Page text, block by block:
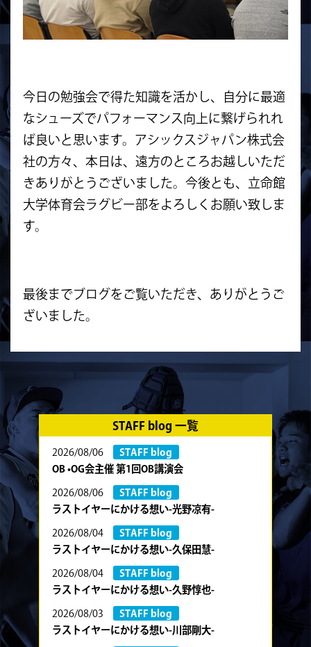
今日の勉強会で得た知識を活かし、自分に最適
なシューズでパフォーマンス向上に繋げられれ
ば良いと思います。アシックスジャパン株式会
社の方々、本日は、遠方のところお越しいただ
きありがとうございました。今後とも、立命館
大学体育会ラグビー部をよろしくお願い致しま
す。
最後までブログをご覧いただき、ありがとうご
ざいました。
STAFF blog 一覧
2026/08/06
STAFF blog
OB •OG会主催 第1回OB講演会
2026/08/06
STAFF blog
ラストイヤーにかける想い-光野凉有-
2026/08/04
STAFF blog
ラストイヤーにかける想い-久保田慧-
2026/08/04
STAFF blog
ラストイヤーにかける想い-久野惇也-
2026/08/03
STAFF blog
ラストイヤーにかける想い-川部剛大-